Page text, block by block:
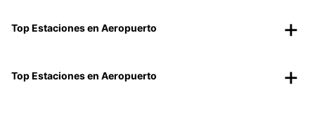
Top Estaciones en Aeropuerto
Top Estaciones en Aeropuerto